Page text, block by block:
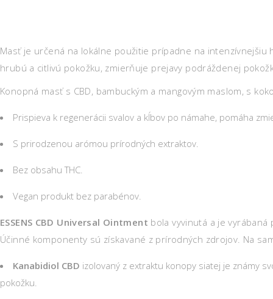
Masť je určená na lokálne použitie prípadne na
hrubú a citlivú pokožku, zmierňuje prejavy podráždenej
Konopná masť s CBD, bambuckým a mangovým maslom, s
Prispieva k regenerácii svalov a kĺbov po námahe, pomáha
S prirodzenou arómou prírodných extraktov.
Bez obsahu THC.
Vegan produkt bez parabénov.
ESSENS CBD Universal Ointment bola vyvinutá a je
Účinné komponenty sú získavané z prírodných zdrojov. Na
Kanabidiol CBD izolovaný z extraktu konopy siatej je známy
pokožku.